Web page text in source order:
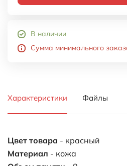
В наличии
Сумма минимального
Характеристики Файлы
Цвет товара - красный
Материал - кожа